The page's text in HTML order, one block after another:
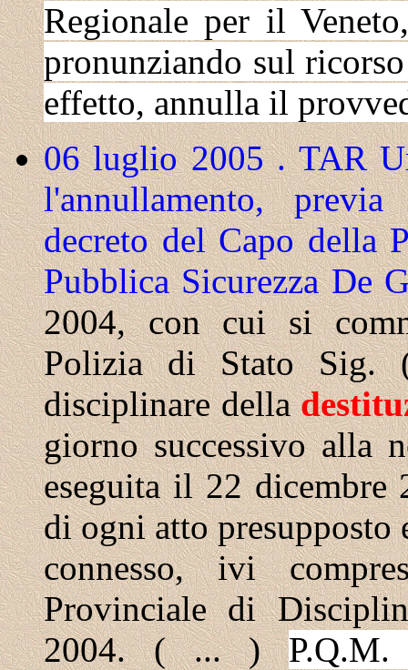
Regionale per il
pronunziando sul
effetto, annulla il
06 luglio 2005 . TAR
l'annullamento, previa
decreto del Capo della
Pubblica Sicurezza De
2004, con cui si
Polizia di Stato Sig.
disciplinare della
giorno successivo alla
eseguita il 22 dicembre
di ogni atto presupposto
connesso, ivi
Provinciale di
2004. ( ... )